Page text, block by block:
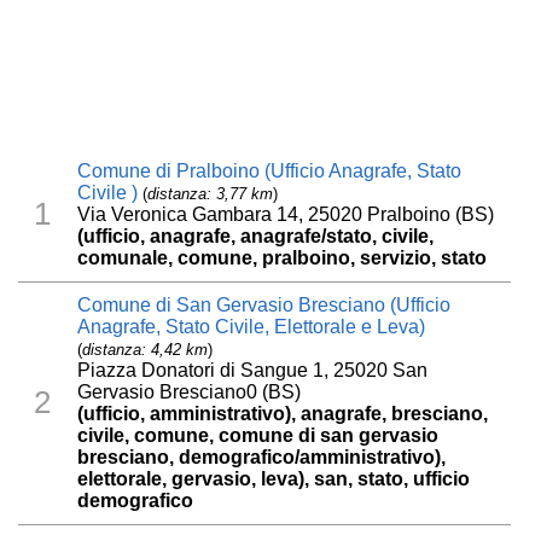
1
Comune di Pralboino (Ufficio Anagrafe, Stato
Civile ) (distanza: 3,77 km)
Via Veronica Gambara 14, 25020 Pralboino (BS)
(ufficio, anagrafe, anagrafe/stato, civile,
comunale, comune, pralboino, servizio, stato
2
Comune di San Gervasio Bresciano (Ufficio
Anagrafe, Stato Civile, Elettorale e Leva)
(distanza: 4,42 km)
Piazza Donatori di Sangue 1, 25020 San
Gervasio Bresciano0 (BS)
(ufficio, amministrativo), anagrafe, bresciano,
civile, comune, comune di san gervasio
bresciano, demografico/amministrativo),
elettorale, gervasio, leva), san, stato, ufficio
demografico